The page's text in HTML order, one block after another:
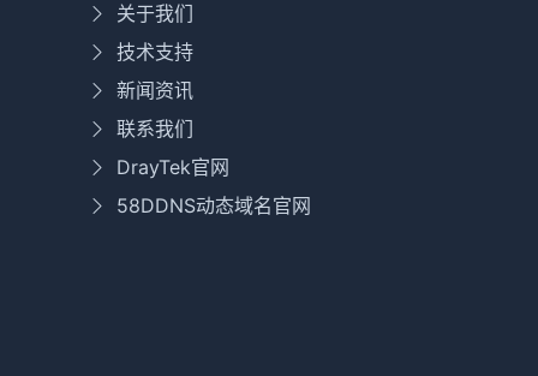
关于我们
技术支持
新闻资讯
联系我们
DrayTek官网
58DDNS动态域名官网